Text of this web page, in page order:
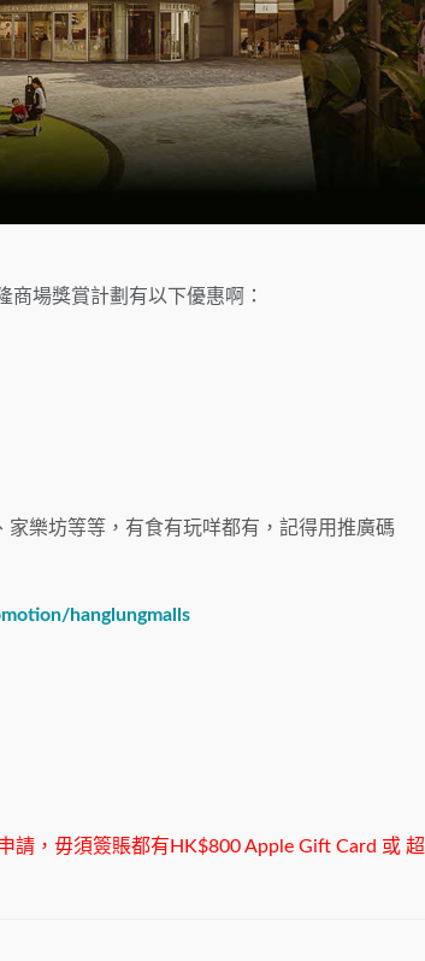
商場獎賞計劃有以下優惠啊：
樂坊等等，有食有玩咩都有，記得用推廣碼
hanglungmalls
請，毋須簽賬都有HK$800 Apple Gift Card 或 超